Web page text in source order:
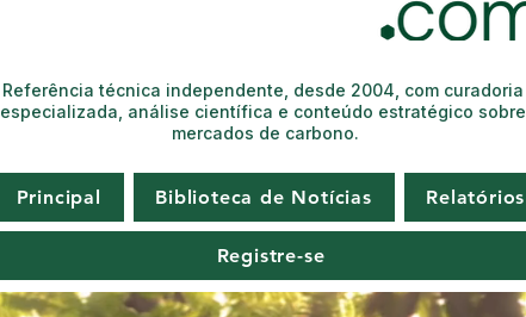
Principal Biblioteca de Notícias Relatórios
Registre-se
Referência técnica independente, desde 2004, com curadoria
especializada, análise científica e conteúdo estratégico sobre
mercados de carbono.